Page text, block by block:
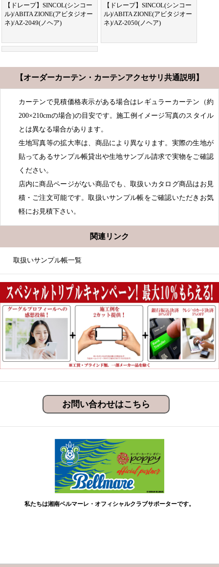
【ドレープ】SINCOL(シンコー
ル)/ABITA ZIONE(アビタジオー
ネ)/AZ-2049(ノヘア)
【ドレープ】SINCOL(シンコー
ル)/ABITA ZIONE(アビタジオー
ネ)/AZ-2050(ノヘア)
【オーダーカーテン・カーテンアクセサリ共通説明】
カーテンで見積価格表示がある場合はレギュラーカーテン（約
200×210cmの場合)の目安です。施工例イメージ写真のスタイル
とは異なる場合があります。
生地写真等の拡大率は、商品により異なります。実際の生地が
貼ってあるサンプル帳貸出や生地サンプル請求で実物をご確認
ください。
店内に商品ページがない商品でも、取扱いカタログ商品はお見
積・ご注文可能です。取扱いサンプル帳をご確認いただきお気
軽にお見積下さい。
関連リンク
取扱いサンプル帳一覧
お問い合わせはこちら
私たちは湘南ベルマーレ・オフィシャルクラブサポーターです。